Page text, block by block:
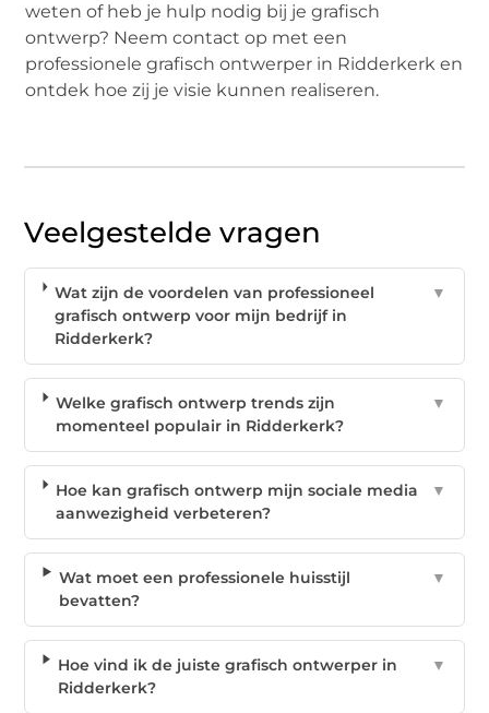
weten of heb je hulp nodig bij je grafisch
ontwerp? Neem contact op met een
professionele grafisch ontwerper in Ridderkerk en
ontdek hoe zij je visie kunnen realiseren.
Veelgestelde vragen
Wat zijn de voordelen van professioneel
grafisch ontwerp voor mijn bedrijf in
Ridderkerk?
▼
Welke grafisch ontwerp trends zijn
momenteel populair in Ridderkerk?
▼
Hoe kan grafisch ontwerp mijn sociale media
aanwezigheid verbeteren?
▼
Wat moet een professionele huisstijl
bevatten?
▼
Hoe vind ik de juiste grafisch ontwerper in
Ridderkerk?
▼